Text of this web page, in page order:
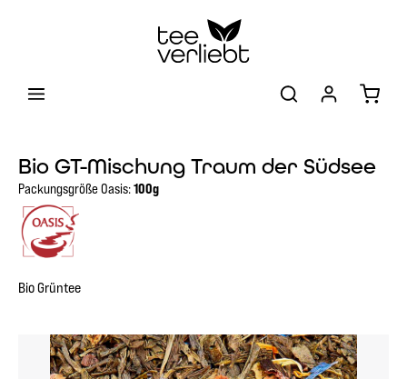
Bio GT-Mischung Traum der Südsee
Packungsgröße Oasis:100g
Bio Grüntee
Bildergalerie überspringen